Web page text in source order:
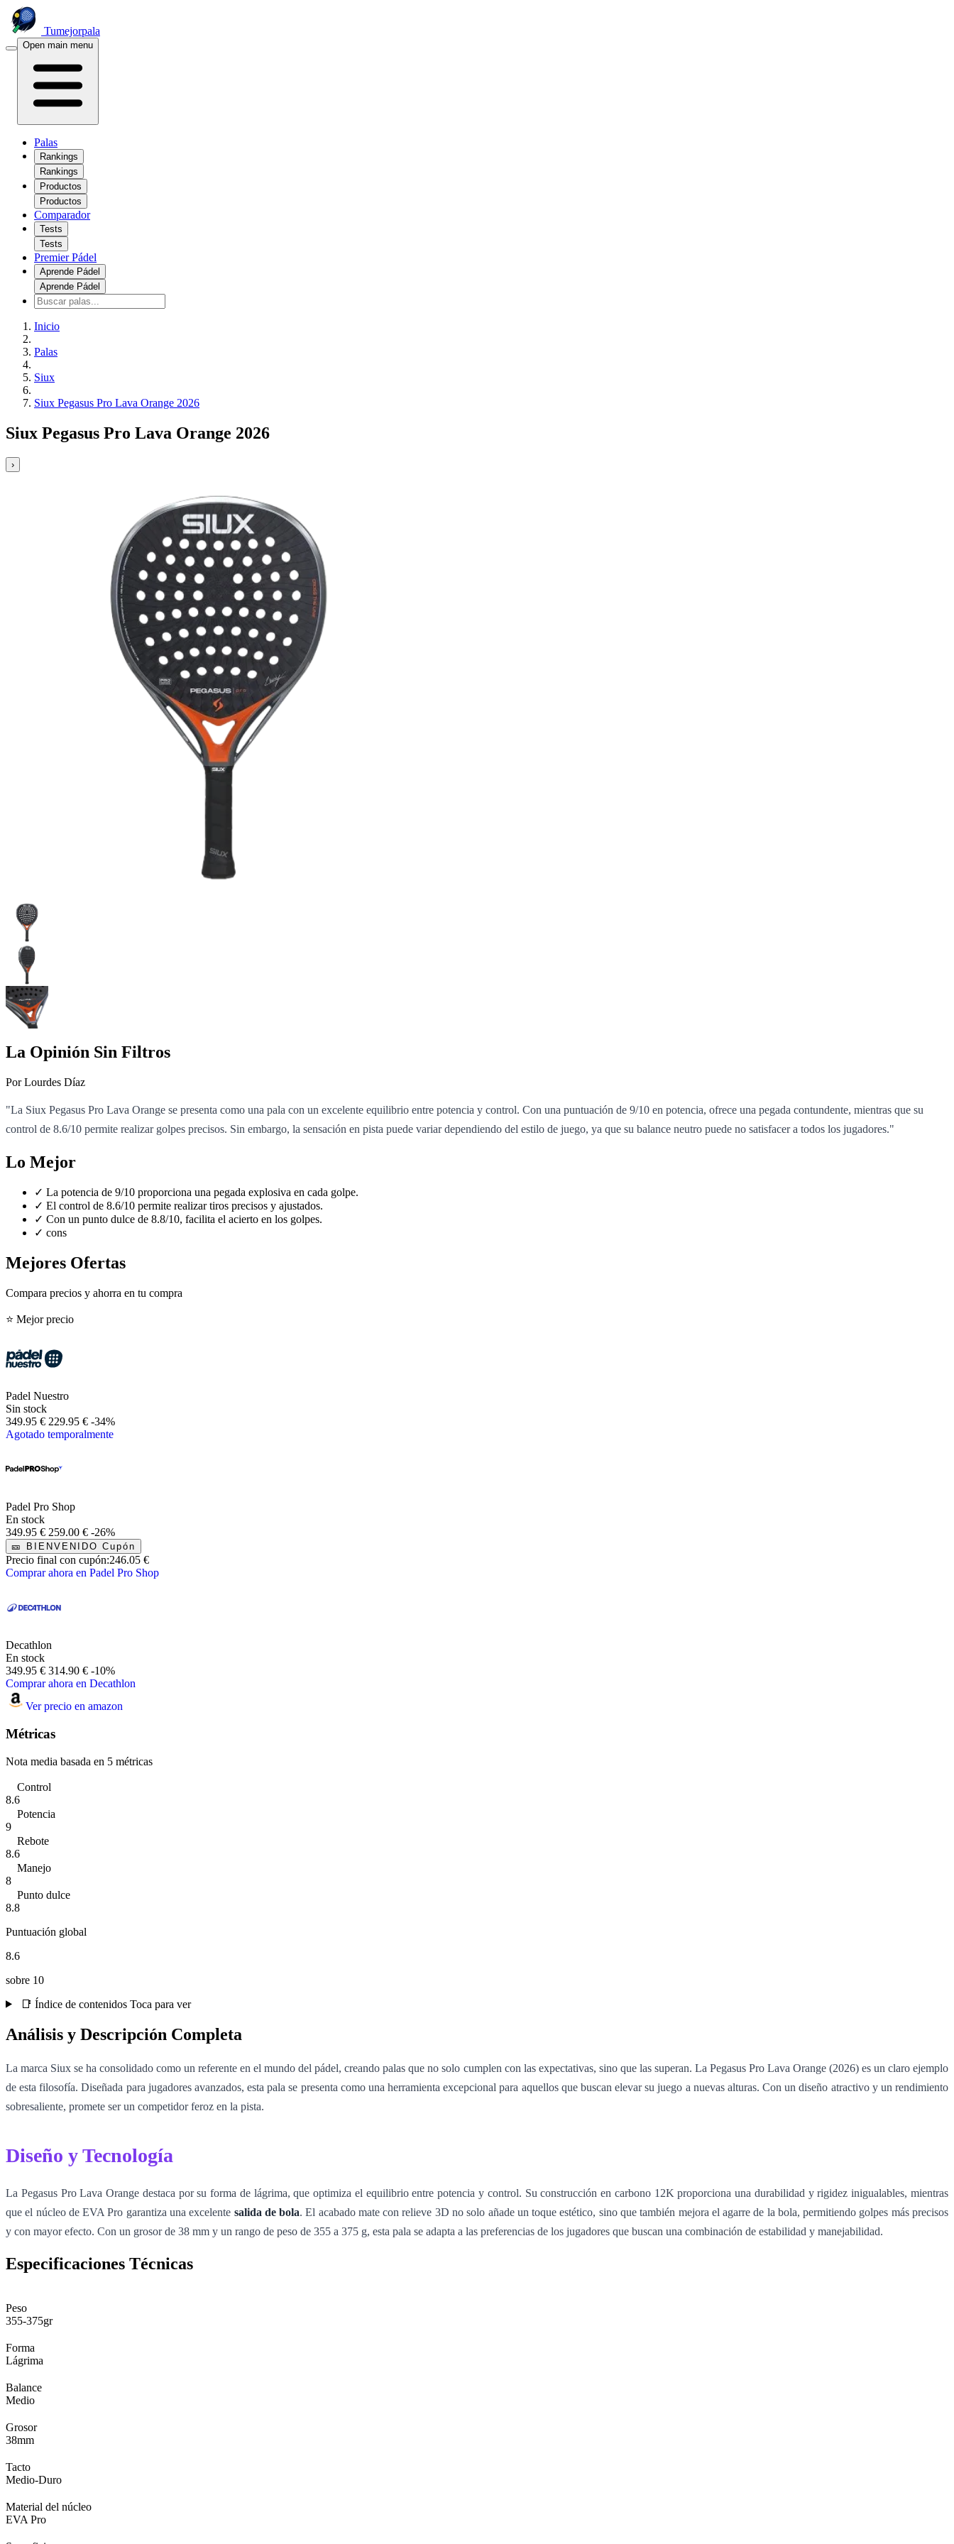
Tumejorpala
Open main menu
Palas
Rankings
Rankings
Productos
Productos
Comparador
Tests
Tests
Premier Pádel
Aprende Pádel
Aprende Pádel
Inicio
Palas
Siux
Siux Pegasus Pro Lava Orange 2026
Siux Pegasus Pro Lava Orange 2026
›
La Opinión Sin Filtros
Por Lourdes Díaz
"La Siux Pegasus Pro Lava Orange se presenta como una pala con un excelente equilibrio entre potencia y control. Con una puntuación de 9/10 en potencia, ofrece una pegada contundente, mientras que su
control de 8.6/10 permite realizar golpes precisos. Sin embargo, la sensación en pista puede variar dependiendo del estilo de juego, ya que su balance neutro puede no satisfacer a todos los jugadores."
Lo Mejor
✓ La potencia de 9/10 proporciona una pegada explosiva en cada golpe.
✓ El control de 8.6/10 permite realizar tiros precisos y ajustados.
✓ Con un punto dulce de 8.8/10, facilita el acierto en los golpes.
✓ cons
Mejores Ofertas
Compara precios y ahorra en tu compra
⭐ Mejor precio
Padel Nuestro
Sin stock
349.95 € 229.95 € -34%
Agotado temporalmente
Padel Pro Shop
En stock
349.95 € 259.00 € -26%
🎫 BIENVENIDO Cupón
Precio final con cupón:246.05 €
Comprar ahora en Padel Pro Shop
Decathlon
En stock
349.95 € 314.90 € -10%
Comprar ahora en Decathlon
Ver precio en amazon
Métricas
Nota media basada en 5 métricas
Control
8.6
Potencia
9
Rebote
8.6
Manejo
8
Punto dulce
8.8
Puntuación global
8.6
sobre 10
📑 Índice de contenidos Toca para ver
Análisis y Descripción Completa
La marca Siux se ha consolidado como un referente en el mundo del pádel, creando palas que no solo cumplen con las expectativas, sino que las superan. La Pegasus Pro Lava Orange (2026) es un claro ejemplo
de esta filosofía. Diseñada para jugadores avanzados, esta pala se presenta como una herramienta excepcional para aquellos que buscan elevar su juego a nuevas alturas. Con un diseño atractivo y un rendimiento
sobresaliente, promete ser un competidor feroz en la pista.
Diseño y Tecnología
La Pegasus Pro Lava Orange destaca por su forma de lágrima, que optimiza el equilibrio entre potencia y control. Su construcción en carbono 12K proporciona una durabilidad y rigidez inigualables, mientras
que el núcleo de EVA Pro garantiza una excelente salida de bola. El acabado mate con relieve 3D no solo añade un toque estético, sino que también mejora el agarre de la bola, permitiendo golpes más precisos
y con mayor efecto. Con un grosor de 38 mm y un rango de peso de 355 a 375 g, esta pala se adapta a las preferencias de los jugadores que buscan una combinación de estabilidad y manejabilidad.
Especificaciones Técnicas
Peso
355-375gr
Forma
Lágrima
Balance
Medio
Grosor
38mm
Tacto
Medio-Duro
Material del núcleo
EVA Pro